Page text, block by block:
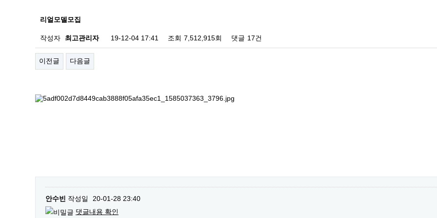
리얼모델모집
작성자 최고관리자 19-12-04 17:41 조회 7,512,915회 댓글 17건
이전글 다음글
안수빈 작성일
20-01-28 23:40
댓글내용 확인